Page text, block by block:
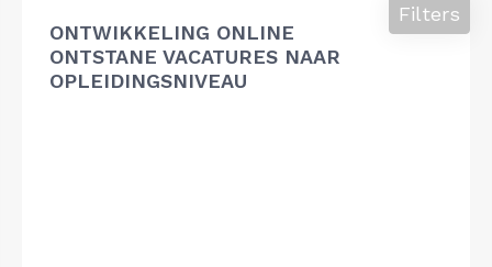
ONTWIKKELING ONLINE
ONTSTANE VACATURES NAAR
OPLEIDINGSNIVEAU
Filters